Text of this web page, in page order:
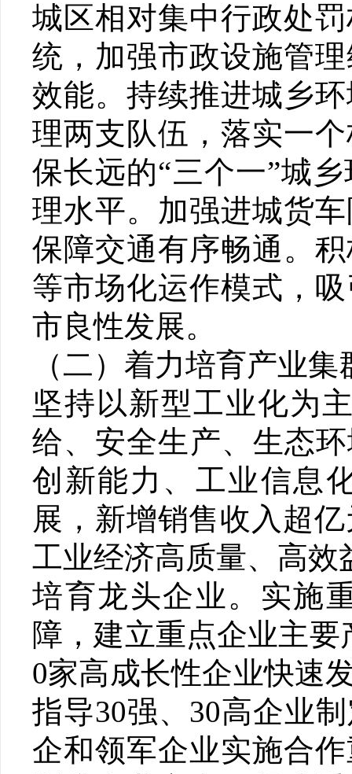
城区相对集中行政处
统，加强市政设施管
效能。持续推进城乡
理两支队伍，落实一
保长远的“三个一”城
理水平。加强进城货
保障交通有序畅通。
等市场化运作模式，
市良性发展。
（二）着力培育产业
坚持以新型工业化为
给、安全生产、生态
创新能力、工业信息
展，新增销售收入超
工业经济高质量、高效
培育龙头企业。实施
障，建立重点企业主
0家高成长性企业快速
指导30强、30高企业
企和领军企业实施合